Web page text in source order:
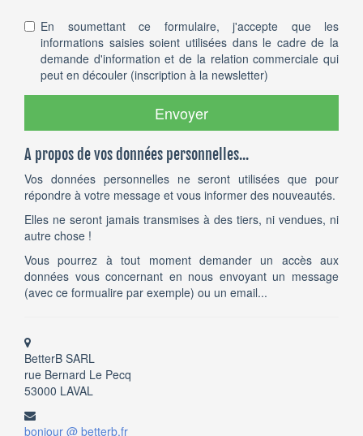
En soumettant ce formulaire, j'accepte que les
informations saisies soient utilisées dans le cadre de la
demande d'information et de la relation commerciale qui
peut en découler (inscription à la newsletter)
Envoyer
A propos de vos données personnelles...
Vos données personnelles ne seront utilisées que pour
répondre à votre message et vous informer des nouveautés.
Elles ne seront jamais transmises à des tiers, ni vendues, ni
autre chose !
Vous pourrez à tout moment demander un accès aux
données vous concernant en nous envoyant un message
(avec ce formualire par exemple) ou un email...
BetterB SARL
rue Bernard Le Pecq
53000 LAVAL
bonjour @ betterb.fr